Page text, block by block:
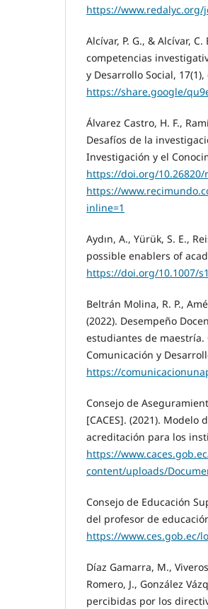
https://www.redalyc.org/
Alcívar, P. G., & Alcívar,
competencias
y Desarrollo Social, 17(1),
https://share.google/
Álvarez Castro, H. F.,
Desafíos de la
Investigación y el
https://doi.org/10.26820/
https://
inline=1
Aydın, A., Yürük, S. E.,
possible enablers of
https://doi.org/10.1007/
Beltrán Molina, R. P.,
(2022). Desempeño
estudiantes de maestría.
Comunicación y
https://
Consejo de
[CACES]. (2021).
acreditación para los
https://
content/uploads/
Consejo de Educación
del profesor de
https://www.ces.gob.ec/
Díaz Gamarra, M.,
Romero, J., González
percibidas por los